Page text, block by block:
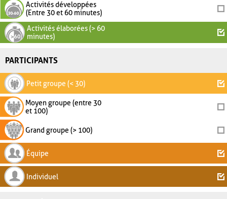
Activités développées
(Entre 30 et 60 minutes)
Activités élaborées (> 60
minutes)
PARTICIPANTS
Petit groupe (< 30)
Moyen groupe (entre 30
et 100)
Grand groupe (> 100)
Équipe
Individuel